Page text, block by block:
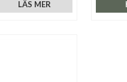
LÄS MER